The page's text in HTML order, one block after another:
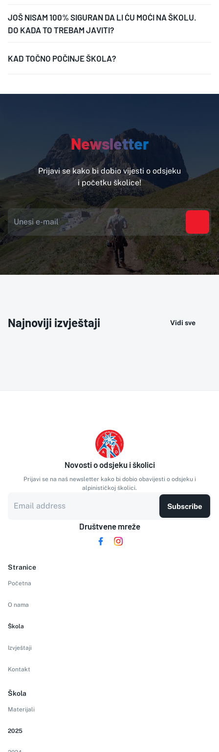
JOŠ NISAM 100% SIGURAN DA LI ĆU MOĆI NA ŠKOLU.
DO KADA TO TREBAM JAVITI?
KAD TOČNO POČINJE ŠKOLA?
Newsletter
Prijavi se kako bi dobio vijesti o odsjeku
i početku školice!
Najnoviji izvještaji Vidi sve
Novosti o odsjeku i školici
Prijavi se na naš newsletter kako bi dobio obavijesti o odsjeku i
alpinističkoj školici.
Subscribe
Društvene mreže
Stranice
Početna
O nama
Škola
Izvještaji
Kontakt
Škola
Materijali
2025